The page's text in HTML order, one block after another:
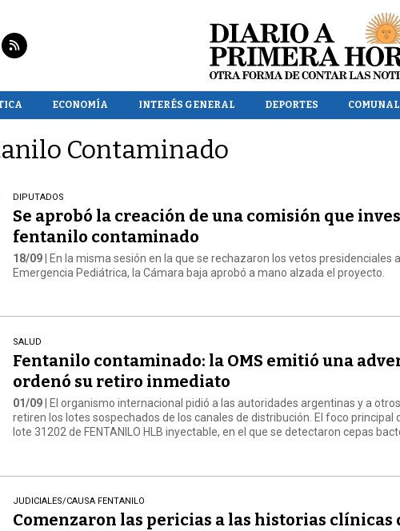
ECONOMÍA INTERÉS GENERAL DEPORTES
Contaminado
DIPUTADOS
Se aprobó la creación de una comisión que
fentanilo contaminado
18/09 | En la misma sesión en la que se rechazaron los vetos presidenciales
Emergencia Pediátrica, la Cámara baja aprobó a mano alzada el proyecto.
SALUD
Fentanilo contaminado: la OMS emitió una
ordenó su retiro inmediato
01/09 | El organismo internacional pidió a las autoridades argentinas y a
retiren los lotes sospechados de los canales de distribución. El foco principal
lote 31202 de FENTANILO HLB inyectable, en el que se detectaron cepas
JUDICIALES/CAUSA FENTANILO
Comenzaron las pericias a las historias clínicas